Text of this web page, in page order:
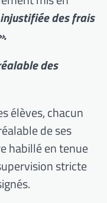
des frais
des
élèves, chacun
de ses
habillé en tenue
stricte